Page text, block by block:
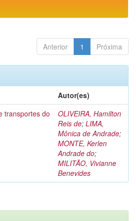
Anterior 1 Próxima
Autor(es)
transportes do
OLIVEIRA, Hamilton
Reis de; LIMA,
Mônica de Andrade;
MONTE, Kerlen
Andrade do;
MILITÃO, Vivianne
Benevides